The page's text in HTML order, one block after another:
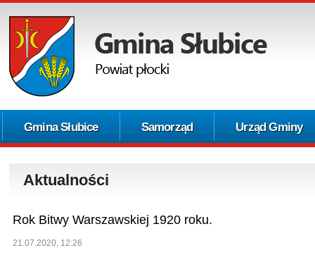
Gmina Słubice Samorząd Urząd Gminy
Aktualności
Rok Bitwy Warszawskiej 1920 roku.
21.07.2020, 12:26